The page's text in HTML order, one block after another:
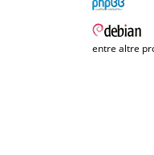
entre altre